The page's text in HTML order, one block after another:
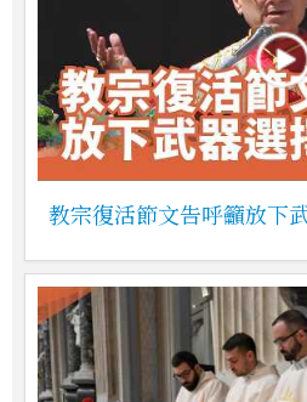
教宗復活節文告呼籲放下